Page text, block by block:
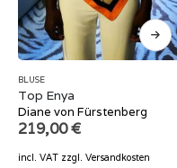
BLUSE
Top Enya
Diane von Fürstenberg
219,00€
incl. VAT zzgl. Versandkosten